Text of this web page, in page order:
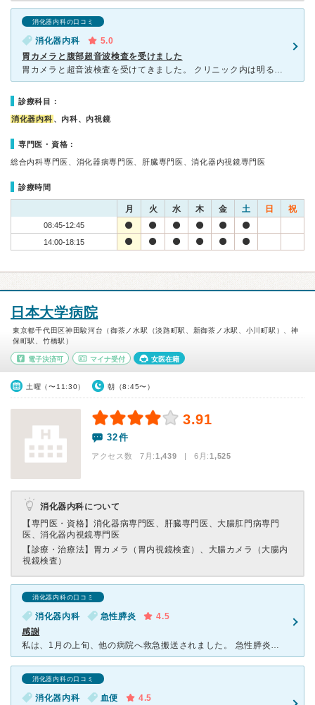
消化器内科の口コミ
消化器内科
5.0
胃カメラと腹部超音波検査を受けました
胃カメラと超音波検査を受けてきました。 クリニック内は明るく清潔感があり、受付スタッフの方が丁寧で感じの良い対応をして下さいます。先生はとても丁寧に診察と超音波検査をしてくださいました。 また、胃
診療科目：
消化器内科 、内科、内視鏡
専門医・資格：
総合内科専門医、消化器病専門医、肝臓専門医、消化器内視鏡専門医
診療時間
月 火 水 木 金 土 日 祝
08:45-12:45
14:00-18:15
日本大学病院
東京都千代田区神田駿河台（御茶ノ水駅（淡路町駅、新御茶ノ水駅、小川町駅）、神
保町駅、竹橋駅）
電子決済可 マイナ受付 女医在籍
土曜（〜11:30） 朝（8:45〜）
3.91
32件
アクセス数 7月:1,439 | 6月:1,525
消化器内科について
【専門医・資格】 消化器病専門医、肝臓専門医、大腸肛門病専門
医、消化器内視鏡専門医
【診療・治療法】 胃カメラ（胃内視鏡検査）、大腸カメラ（大腸内
視鏡検査）
消化器内科の口コミ
消化器内科 急性膵炎
4.5
感謝
私は、1月の上旬、他の病院へ救急搬送されました。 急性膵炎・腸閉塞で入院を要しましたが、満床だった為、日大病院の救急センターへ移動し、救急科から消化器内科へ入院する事になりました。 コロナ禍の状況
消化器内科の口コミ
消化器内科 血便
4.5